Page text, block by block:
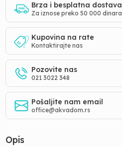
Brza i besplatna dostava
Za iznose preko 50 000 dinara
Kupovina na rate
Kontaktirajte nas
Pozovite nas
021 3022 348
Pošaljite nam email
office@akvadom.rs
Opis